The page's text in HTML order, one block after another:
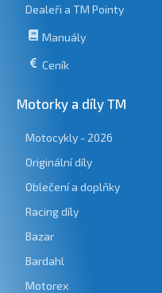
Dealeři a TM Pointy
Manuály
Ceník
Motorky a díly TM
Motocykly - 2026
Originální díly
Oblečení a doplňky
Racing díly
Bazar
Bardahl
Motorex